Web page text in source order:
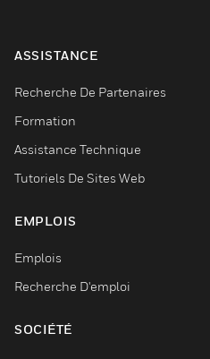
ASSISTANCE
Recherche De Partenaires
Formation
Assistance Technique
Tutoriels De Sites Web
EMPLOIS
Emplois
Recherche D'emploi
SOCIÉTÉ